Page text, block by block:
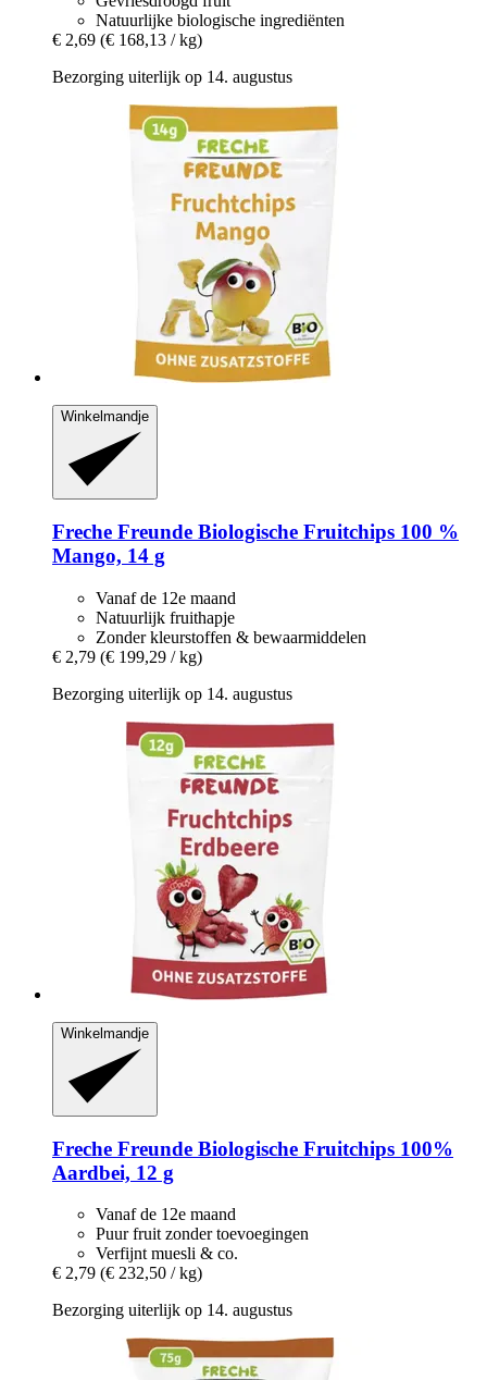
Natuurlijke biologische ingrediënten
€ 2,69 (€ 168,13 / kg)
Bezorging uiterlijk op 14. augustus
Winkelmandje
Freche Freunde Biologische Fruitchips 100 %
Mango, 14 g
Vanaf de 12e maand
Natuurlijk fruithapje
Zonder kleurstoffen & bewaarmiddelen
€ 2,79 (€ 199,29 / kg)
Bezorging uiterlijk op 14. augustus
Winkelmandje
Freche Freunde Biologische Fruitchips 100%
Aardbei, 12 g
Vanaf de 12e maand
Puur fruit zonder toevoegingen
Verfijnt muesli & co.
€ 2,79 (€ 232,50 / kg)
Bezorging uiterlijk op 14. augustus